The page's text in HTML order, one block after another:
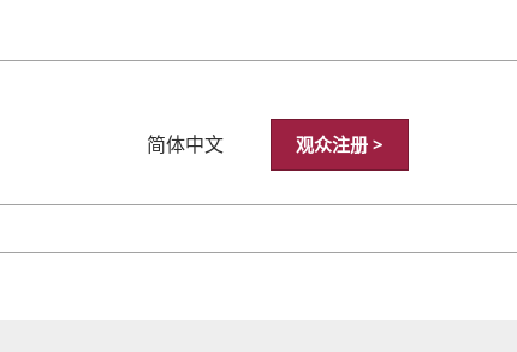
简体中文
简体中文
观众注册 >